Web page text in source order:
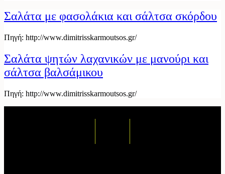
Σαλάτα με φασολάκια και σάλτσα σκόρδου
Πηγή: http://www.dimitrisskarmoutsos.gr/
Σαλάτα ψητών λαχανικών με μανούρι και
σάλτσα βαλσάμικου
Πηγή: http://www.dimitrisskarmoutsos.gr/